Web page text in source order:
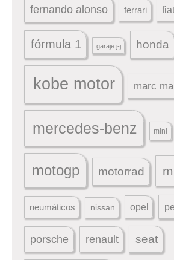
fernando alonso ferrari fiat
fórmula 1 garaje j-j honda
kobe motor marc
mercedes-benz mini
motogp motorrad
neumáticos nissan opel
porsche renault seat